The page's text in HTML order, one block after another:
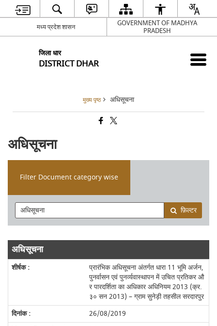
मध्य प्रदेश शासन
GOVERNMENT OF MADHYA
PRADESH
जिला धार
DISTRICT DHAR
मुख्य पृष्ठ अधिसूचना
अधिसूचना
Filter Document category wise
फ़िल्टर
अधिसूचना
प्रारंभिक अधिसूचना अंतर्गत धारा 11 भूमि अर्जन,
पुनर्वासन एवं पुनर्व्यवास्थापन में उचित प्रतिकर औ
र पारदर्शिता का अधिकार अधिनियम 2013 (क्र.
३० सन 2013) – ग्राम सुनेड़ी तहसील सरदारपुर
26/08/2019